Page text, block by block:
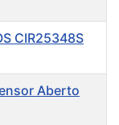
CIR25348S
Aberto